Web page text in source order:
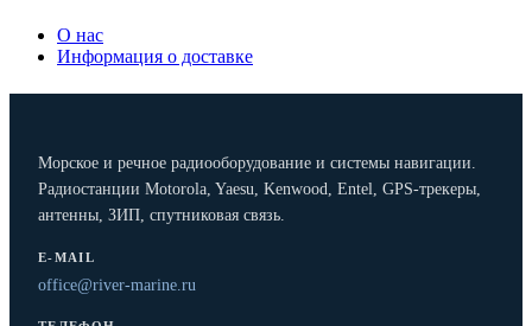
О нас
Информация о доставке
Морское и речное радиооборудование и системы навигации.
Радиостанции Motorola, Yaesu, Kenwood, Entel, GPS-трекеры,
антенны, ЗИП, спутниковая связь.
E-MAIL
office@river-marine.ru